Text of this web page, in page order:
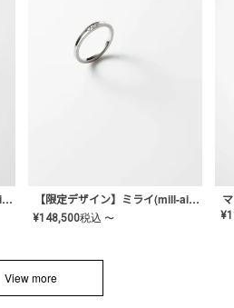
【限定デザイン】ミライ(mill-ai)リング 【限定デザイン】ミライ(mill-ai)リング
¥148,500税込 〜 ¥
View more